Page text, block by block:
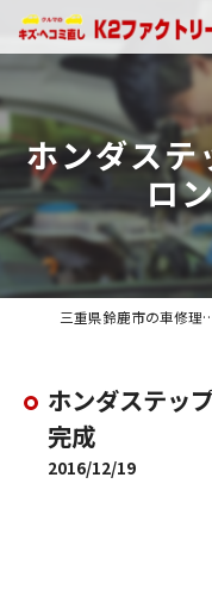
ホンダステ
ロ
三重県鈴鹿市の車修理
ホンダステッ
完成
2016/12/19